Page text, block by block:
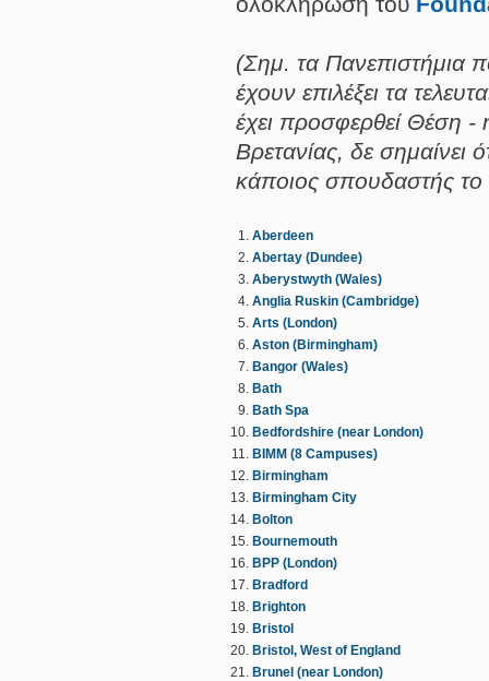
(Σημ. τα Πανεπιστήμια
έχουν επιλέξει τα
έχει προσφερθεί Θέση
Βρετανίας, δε σημαίνει
κάποιος σπουδαστής το
Aberdeen
Abertay (Dundee)
Aberystwyth (Wales)
Anglia Ruskin (Cambridge)
Arts (London)
Aston (Birmingham)
Bangor (Wales)
Bath
Bath Spa
Bedfordshire (near London)
BIMM (8 Campuses)
Birmingham
Birmingham City
Bolton
Bournemouth
BPP (London)
Bradford
Brighton
Bristol
Bristol, West of England
Brunel (near London)